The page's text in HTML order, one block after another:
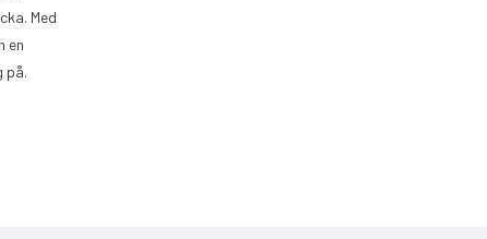
Med
en
på.